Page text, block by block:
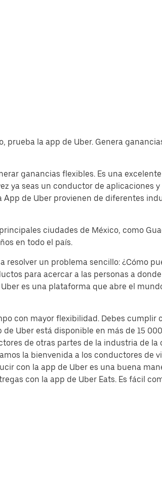
prueba la app de Uber. Genera
ganancias flexibles. Es una
ya seas un conductor de aplicaciones y
de Uber provienen de diferentes
ciudades de México, como
en todo el país.
resolver un problema sencillo: ¿Cómo
para acercar a las personas a
es una plataforma que abre el
con mayor flexibilidad. Debes cumplir
Uber está disponible en más de 15
de otras partes de la industria de
la bienvenida a los conductores de
con la app de Uber es una buena
con la app de Uber Eats. Es fácil